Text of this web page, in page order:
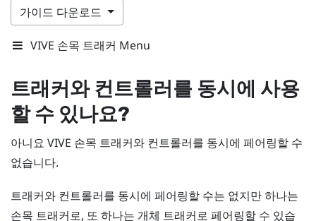
가이드 다운로드
VIVE 손목 트래커 Menu
트래커와 컨트롤러를 동시에 사용
할 수 있나요?
아니요 VIVE 손목 트래커와 컨트롤러를 동시에 페어링할 수
없습니다.
트래커와 컨트롤러를 동시에 페어링할 수는 없지만 하나는
손목 트래커로, 또 하나는 개체 트래커로 페어링할 수 있습